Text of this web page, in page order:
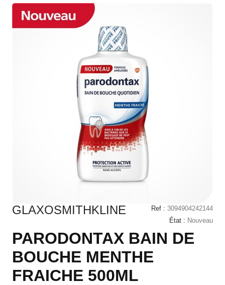
GLAXOSMITHKLINE Ref : 3094904242144
État : Nouveau
PARODONTAX BAIN DE
BOUCHE MENTHE
FRAICHE 500ML